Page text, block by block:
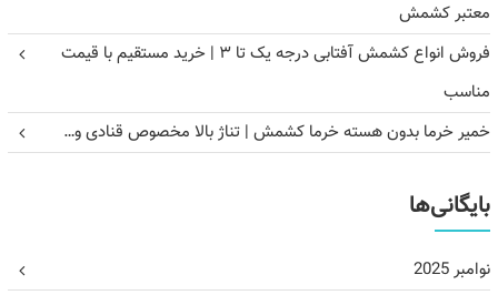
معتبر کشمش
فروش انواع کشمش آفتابی درجه یک تا ۳ | خرید مستقیم با قیمت
مناسب
خمیر خرما بدون هسته خرما کشمش | تناژ بالا مخصوص قنادی و…
بایگانی‌ها
نوامبر 2025